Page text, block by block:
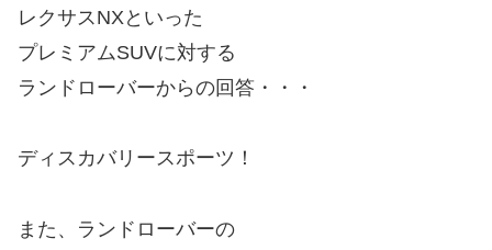
レクサスNXといった
プレミアムSUVに対する
ランドローバーからの回答・・・
ディスカバリースポーツ！
また、ランドローバーの